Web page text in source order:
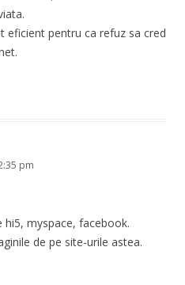
eficient pentru ca refuz sa cred
pm
hi5, myspace, facebook.
de pe site-urile astea.